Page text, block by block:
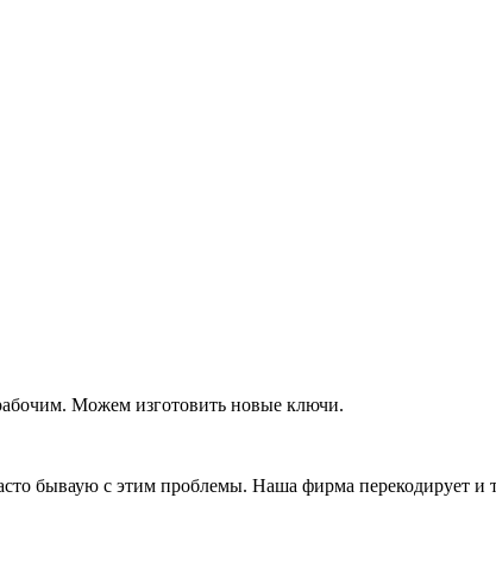
Можем изготовить новые ключи.
бываую с этим проблемы. Наша фирма перекодирует и